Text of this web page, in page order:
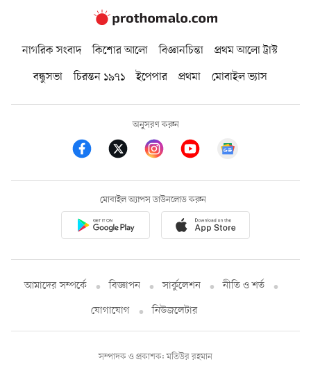
নাগরিক সংবাদ কিশোর আলো বিজ্ঞানচিন্তা
প্রথম আলো ট্রাস্ট
বন্ধুসভা
চিরন্তন ১৯৭১ ইপেপার প্রথমা মোবাইল ভ্যাস
অনুসরণ করুন
মোবাইল অ্যাপস ডাউনলোড করুন
আমাদের সম্পর্কে বিজ্ঞাপন সার্কুলেশন
নীতি ও শর্ত
যোগাযোগ
নিউজলেটার
সম্পাদক ও প্রকাশক: মতিউর রহমান